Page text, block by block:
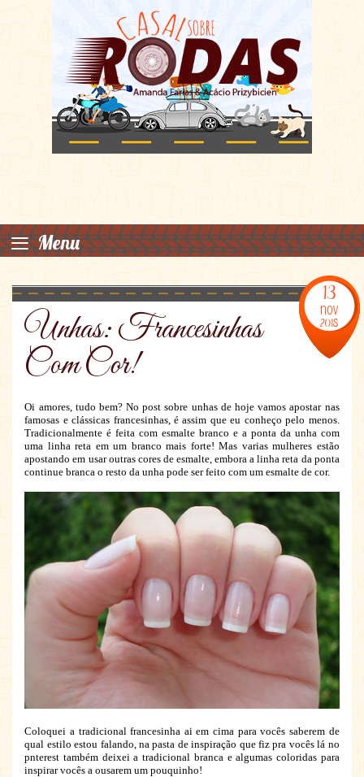
≡ Menu
13
nov
2018
Unhas: Francesinhas
Com Cor!
Oi amores, tudo bem? No post sobre unhas de hoje vamos apostar nas
famosas e clássicas francesinhas, é assim que eu conheço pelo menos.
Tradicionalmente é feita com esmalte branco e a ponta da unha com
uma linha reta em um branco mais forte! Mas varias mulheres estão
apostando em usar outras cores de esmalte, embora a linha reta da ponta
continue branca o resto da unha pode ser feito com um esmalte de cor.
Coloquei a tradicional francesinha ai em cima para vocês saberem de
qual estilo estou falando, na pasta de inspiração que fiz pra vocês lá no
pnterest também deixei a tradicional branca e algumas coloridas para
inspirar vocês a ousarem um pouquinho!